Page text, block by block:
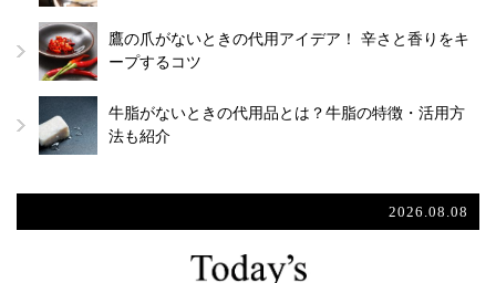
鷹の爪がないときの代用アイデア！ 辛さと香りをキ
ープするコツ
牛脂がないときの代用品とは？牛脂の特徴・活用方
法も紹介
2026.08.08